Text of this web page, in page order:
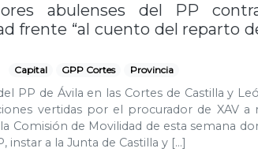
abulenses del PP
frente “al cuento del reparto
Capital GPP Cortes Provincia
PP de Ávila en las Cortes de Castilla y
vertidas por el procurador de XAV a
Comisión de Movilidad de esta semana
instar a la Junta de Castilla y […]